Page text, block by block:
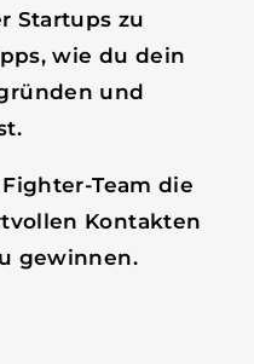
Startups zu
wie du dein
und
Team die
Kontakten
gewinnen.